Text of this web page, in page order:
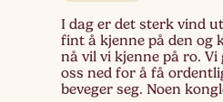
I dag er det sterk vind
fint å kjenne på den og
nå vil vi kjenne på ro.
oss ned for å få
beveger seg. Noen